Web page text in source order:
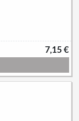
7,15 €